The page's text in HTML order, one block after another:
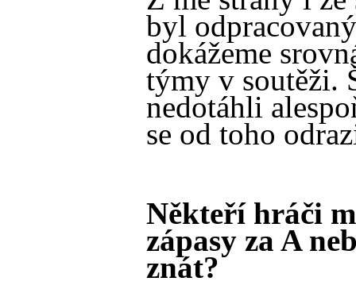
byl
dokážeme
týmy v soutěži.
nedotáhli
se od toho
Někteří hráči
zápasy za A
znát?